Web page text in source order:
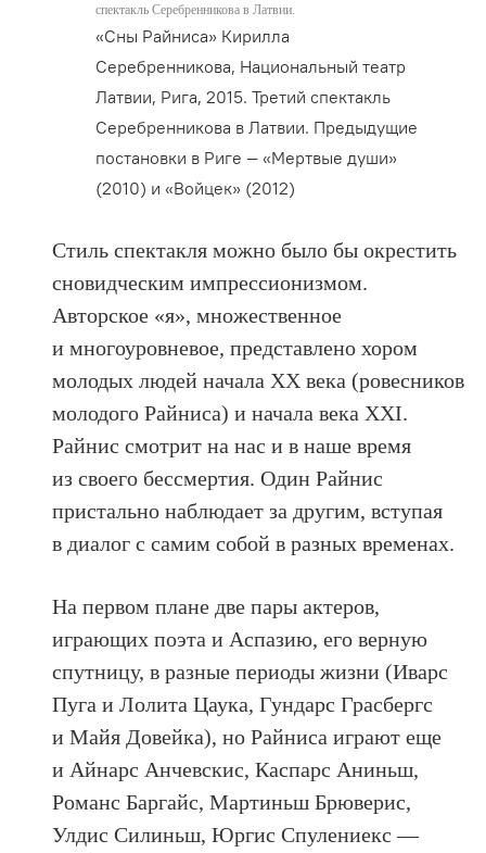
спектакль Серебренникова в Латвии.
«Сны Райниса» Кирилла
Серебренникова, Национальный театр
Латвии, Рига, 2015. Третий спектакль
Серебренникова в Латвии. Предыдущие
постановки в Риге — «Мертвые души»
(2010) и «Войцек» (2012)
Стиль спектакля можно было бы окрестить
сновидческим импрессионизмом.
Авторское «я», множественное
и многоуровневое, представлено хором
молодых людей начала ХХ века (ровесников
молодого Райниса) и начала века ХХI.
Райнис смотрит на нас и в наше время
из своего бессмертия. Один Райнис
пристально наблюдает за другим, вступая
в диалог с самим собой в разных временах.
На первом плане две пары актеров,
играющих поэта и Аспазию, его верную
спутницу, в разные периоды жизни (Иварс
Пуга и Лолита Цаука, Гундарс Грасбергс
и Майя Довейка), но Райниса играют еще
и Айнарс Анчевскис, Каспарс Аниньш,
Романс Баргайс, Мартиньш Брюверис,
Улдис Силиньш, Юргис Спулениекс —